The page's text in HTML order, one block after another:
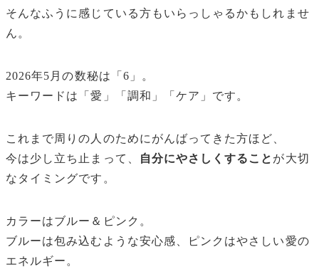
そんなふうに感じている方もいらっしゃるかもしれませ
ん。
2026年5月の数秘は「6」。
キーワードは「愛」「調和」「ケア」です。
これまで周りの人のためにがんばってきた方ほど、
今は少し立ち止まって、
自分にやさしくすること が大切
なタイミングです。
カラーはブルー＆ピンク。
ブルーは包み込むような安心感、ピンクはやさしい愛の
エネルギー。